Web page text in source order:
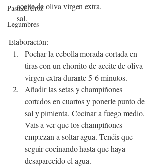
Pasta&Arroz
Legumbres
🔸aceite de oliva virgen extra.
🔸sal.
Elaboración:
Pochar la cebolla morada cortada en
tiras con un chorrito de aceite de oliva
virgen extra durante 5-6 minutos.
Añadir las setas y champiñones
cortados en cuartos y ponerle punto de
sal y pimienta. Cocinar a fuego medio.
Vais a ver que los champiñones
empiezan a soltar agua. Tenéis que
seguir cocinando hasta que haya
desaparecido el agua.